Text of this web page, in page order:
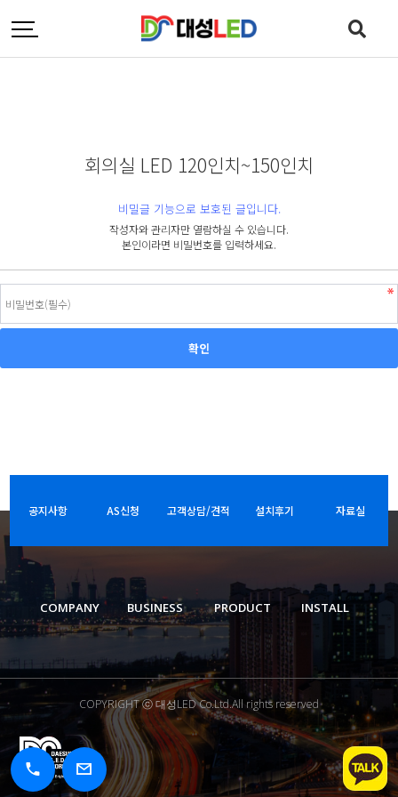
회의실 LED 120인치~150인치
비밀글 기능으로 보호된 글입니다.
작성자와 관리자만 열람하실 수 있습니다.
본인이라면 비밀번호를 입력하세요.
공지사항 AS신청 고객상담/견적 설치후기 자료실
COMPANY BUSINESS PRODUCT INSTALL
COPYRIGHT ⓒ 대성LED Co.Ltd.All rights reserved